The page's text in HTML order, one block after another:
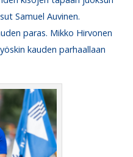
Samuel Auvinen.
paras. Mikko Hirvonen
kauden parhaallaan